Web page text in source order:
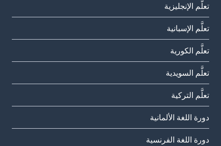
تعلَّم الإنجليزية
تعلَّم الإسبانية
تعلَّم الكورية
تعلَّم السويدية
تعلَّم التركية
دورة اللغة الألمانية
دورة اللغة الفرنسية